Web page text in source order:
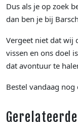
Dus als je op zoek
dan ben je bij
Vergeet niet dat wij
vissen en ons doel
dat avontuur te
Bestel vandaag